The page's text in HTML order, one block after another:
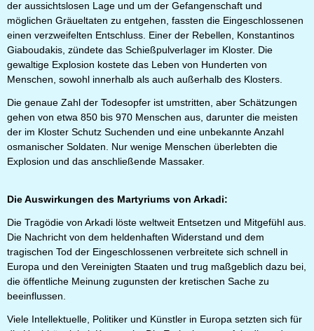
der aussichtslosen Lage und um der Gefangenschaft und
möglichen Gräueltaten zu entgehen, fassten die Eingeschlossenen
einen verzweifelten Entschluss. Einer der Rebellen, Konstantinos
Giaboudakis, zündete das Schießpulverlager im Kloster. Die
gewaltige Explosion kostete das Leben von Hunderten von
Menschen, sowohl innerhalb als auch außerhalb des Klosters.
Die genaue Zahl der Todesopfer ist umstritten, aber Schätzungen
gehen von etwa 850 bis 970 Menschen aus, darunter die meisten
der im Kloster Schutz Suchenden und eine unbekannte Anzahl
osmanischer Soldaten. Nur wenige Menschen überlebten die
Explosion und das anschließende Massaker.
Die Auswirkungen des Martyriums von Arkadi:
Die Tragödie von Arkadi löste weltweit Entsetzen und Mitgefühl aus.
Die Nachricht von dem heldenhaften Widerstand und dem
tragischen Tod der Eingeschlossenen verbreitete sich schnell in
Europa und den Vereinigten Staaten und trug maßgeblich dazu bei,
die öffentliche Meinung zugunsten der kretischen Sache zu
beeinflussen.
Viele Intellektuelle, Politiker und Künstler in Europa setzten sich für